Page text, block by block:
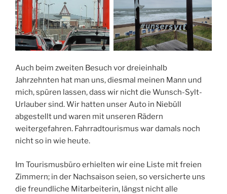
Auch beim zweiten Besuch vor dreieinhalb
Jahrzehnten hat man uns, diesmal meinen Mann und
mich, spüren lassen, dass wir nicht die Wunsch-Sylt-
Urlauber sind. Wir hatten unser Auto in Niebüll
abgestellt und waren mit unseren Rädern
weitergefahren. Fahrradtourismus war damals noch
nicht so in wie heute.
Im Tourismusbüro erhielten wir eine Liste mit freien
Zimmern; in der Nachsaison seien, so versicherte uns
die freundliche Mitarbeiterin, längst nicht alle